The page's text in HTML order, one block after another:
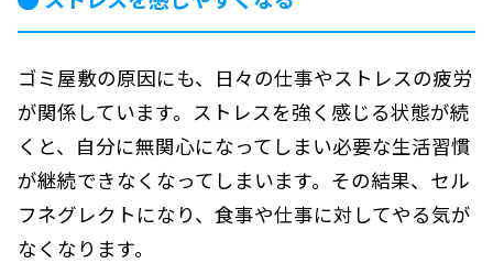
ゴミ屋敷の原因にも、日々の仕事やストレスの疲労
が関係しています。ストレスを強く感じる状態が続
くと、自分に無関心になってしまい必要な生活習慣
が継続できなくなってしまいます。その結果、セル
フネグレクトになり、食事や仕事に対してやる気が
なくなります。